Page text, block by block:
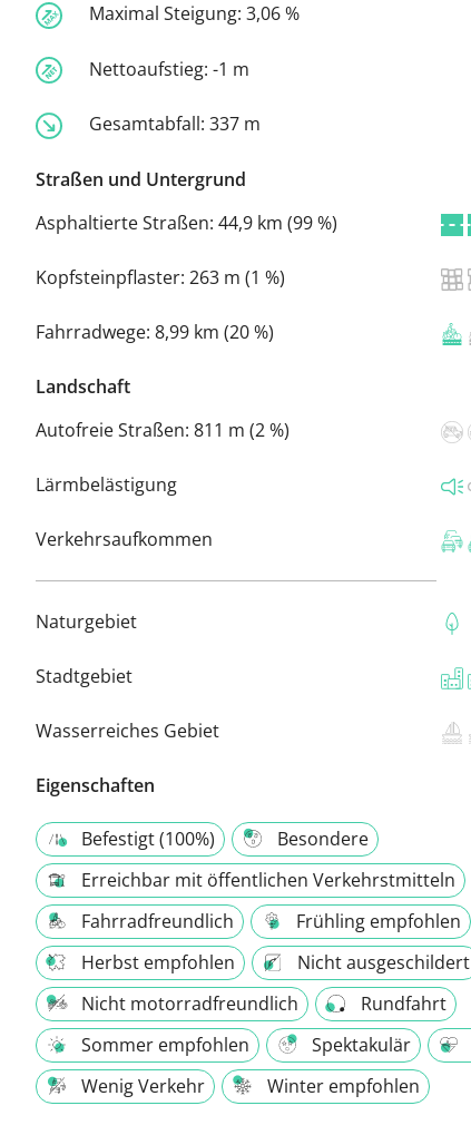
Maximal Steigung: 3,06 %
Nettoaufstieg: -1 m
Gesamtabfall: 337 m
Straßen und Untergrund
Asphaltierte Straßen: 44,9 km (99 %)
Kopfsteinpflaster: 263 m (1 %)
Fahrradwege: 8,99 km (20 %)
Landschaft
Autofreie Straßen: 811 m (2 %)
Lärmbelästigung
Verkehrsaufkommen
Naturgebiet
Stadtgebiet
Wasserreiches Gebiet
Eigenschaften
Befestigt (100%)
Besondere
Erreichbar mit öffentlichen Verkehrstmitteln
Fahrradfreundlich
Frühling empfohlen
Herbst empfohlen
Nicht ausgeschildert
Nicht motorradfreundlich
Rundfahrt
Sommer empfohlen
Spektakulär
Wenig Verkehr
Winter empfohlen